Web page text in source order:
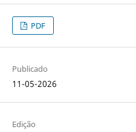
PDF
Publicado
11-05-2026
Edição